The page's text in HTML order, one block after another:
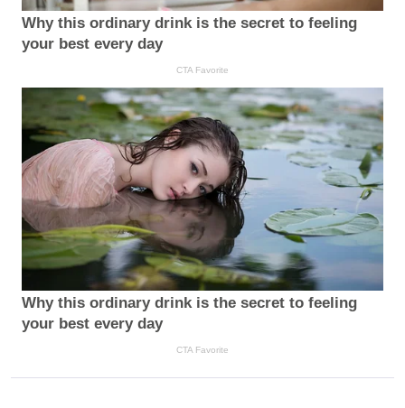
Why this ordinary drink is the secret to feeling
your best every day
CTA Favorite
Why this ordinary drink is the secret to feeling
your best every day
CTA Favorite